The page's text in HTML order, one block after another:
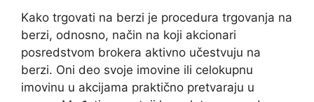
Kako trgovati na berzi je procedura trgovanja na
berzi, odnosno, način na koji akcionari
posredstvom brokera aktivno učestvuju na
berzi. Oni deo svoje imovine ili celokupnu
imovinu u akcijama praktično pretvaraju u